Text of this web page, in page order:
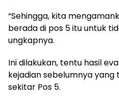
“Sehingga, kita
berada di pos 5 itu untuk
ungkapnya.
Ini dilakukan, tentu hasil
kejadian sebelumnya
sekitar Pos 5.